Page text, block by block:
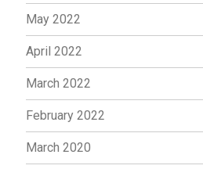
May 2022
April 2022
March 2022
February 2022
March 2020